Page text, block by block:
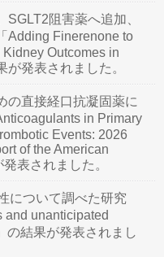
阻害薬へ追加、
Adding Finerenone to
Outcomes in
発表されました。
の直接経口抗凝固薬に
in Primary
Events: 2026
of the American
表されました。
について調べた研究
and unanticipated
の結果が発表されまし